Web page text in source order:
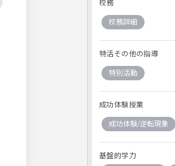
校務
校務詳細
特活その他の指導
特別活動
成功体験授業
成功体験/逆転現象
基盤的学力